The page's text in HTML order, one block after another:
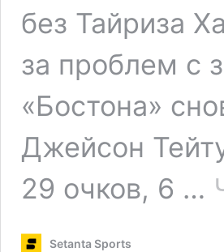
без Тайриза
за проблем с
«Бостона»
Джейсон
29 очков, 6 …
Setanta Sports